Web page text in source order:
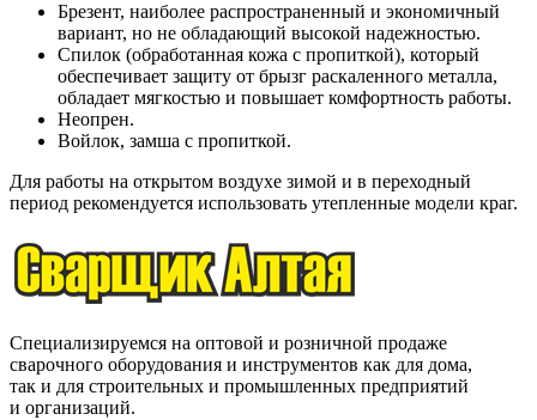
Брезент, наиболее распространенный и экономичный
вариант, но не обладающий высокой надежностью.
Спилок (обработанная кожа с пропиткой), который
обеспечивает защиту от брызг раскаленного металла,
обладает мягкостью и повышает комфортность работы.
Неопрен.
Войлок, замша с пропиткой.
Для работы на открытом воздухе зимой и в переходный
период рекомендуется использовать утепленные модели краг.
Специализируемся на оптовой и розничной продаже
сварочного оборудования и инструментов как для дома,
так и для строительных и промышленных предприятий
и организаций.